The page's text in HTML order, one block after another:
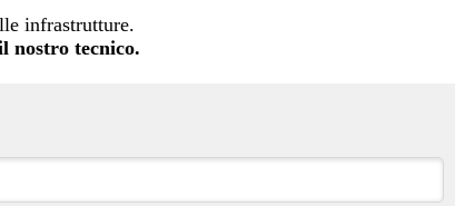
infrastrutture.
nostro tecnico.